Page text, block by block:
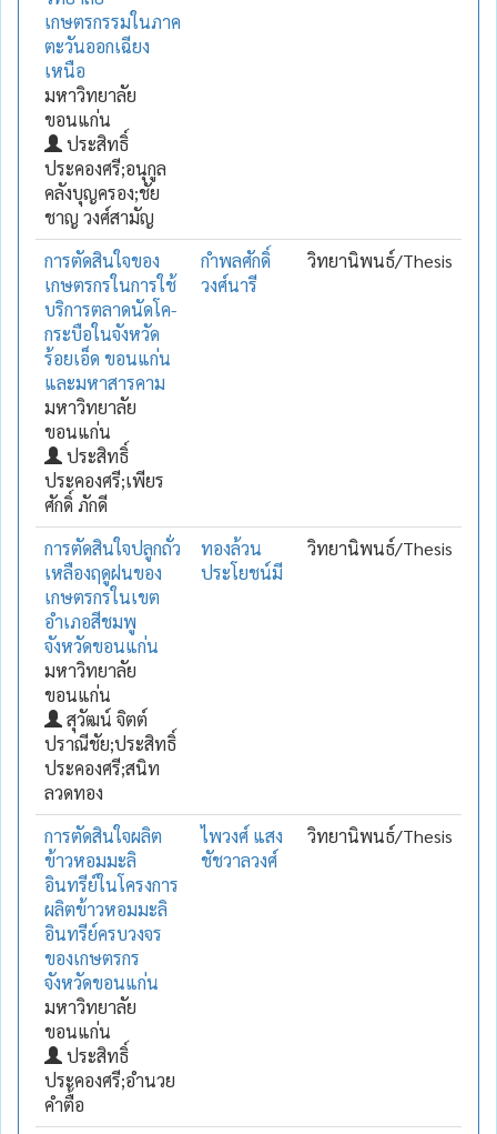
เกษตรกรรมในภาค
ตะวันออกเฉียง
เหนือ
มหาวิทยาลัย
ขอนแก่น
ประสิทธิ์
ประคองศรี;อนุกูล
คลังบุญครอง;ชัย
ชาญ วงศ์สามัญ
การตัดสินใจของ
เกษตรกรในการใช้
บริการตลาดนัดโค-
กระบือในจังหวัด
ร้อยเอ็ด ขอนแก่น
และมหาสารคาม
มหาวิทยาลัย
ขอนแก่น
ประสิทธิ์
ประคองศรี;เพียร
ศักดิ์ ภักดี
กำพลศักดิ์
วงศ์นารี
วิทยานิพนธ์/Thesis
การตัดสินใจปลูกถั่ว
เหลืองฤดูฝนของ
เกษตรกรในเขต
อำเภอสีชมพู
จังหวัดขอนแก่น
มหาวิทยาลัย
ขอนแก่น
สุวัฒน์ จิตต์
ปราณีชัย;ประสิทธิ์
ประคองศรี;สนิท
ลวดทอง
ทองล้วน
ประโยชน์มี
วิทยานิพนธ์/Thesis
การตัดสินใจผลิต
ข้าวหอมมะลิ
อินทรีย์ในโครงการ
ผลิตข้าวหอมมะลิ
อินทรีย์ครบวงจร
ของเกษตรกร
จังหวัดขอนแก่น
มหาวิทยาลัย
ขอนแก่น
ประสิทธิ์
ประคองศรี;อำนวย
คำตื้อ
ไพวงศ์ แสง
ชัชวาลวงศ์
วิทยานิพนธ์/Thesis